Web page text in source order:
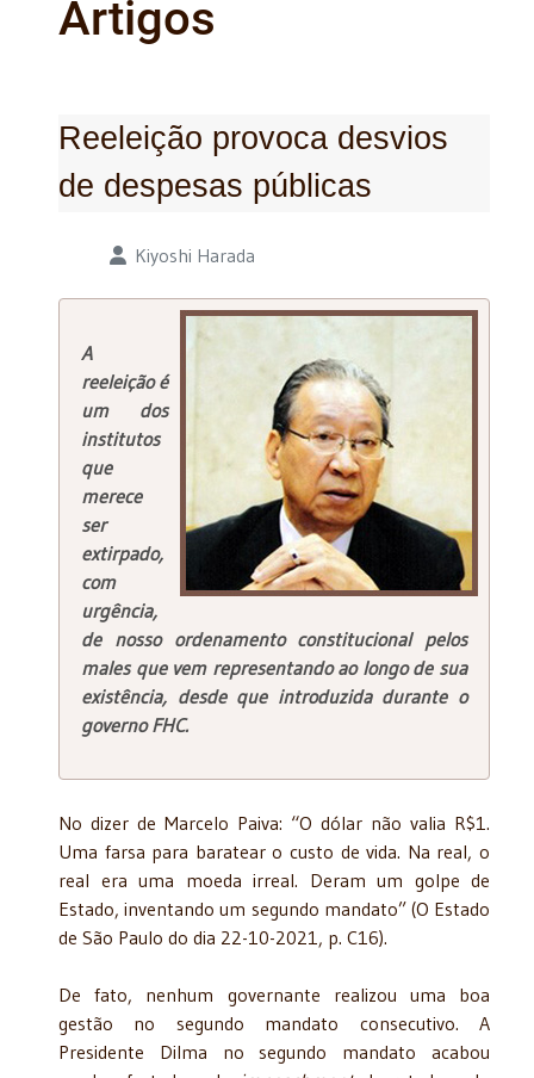
Artigos
Reeleição provoca desvios
de despesas públicas
Detalhes Kiyoshi Harada
A
reeleição é
um dos
institutos
que
merece
ser
extirpado,
com
urgência,
de nosso ordenamento constitucional pelos
males que vem representando ao longo de sua
existência, desde que introduzida durante o
governo FHC.
No dizer de Marcelo Paiva: “O dólar não valia R$1.
Uma farsa para baratear o custo de vida. Na real, o
real era uma moeda irreal. Deram um golpe de
Estado, inventando um segundo mandato” (O Estado
de São Paulo do dia 22-10-2021, p. C16).
De fato, nenhum governante realizou uma boa
gestão no segundo mandato consecutivo. A
Presidente Dilma no segundo mandato acabou